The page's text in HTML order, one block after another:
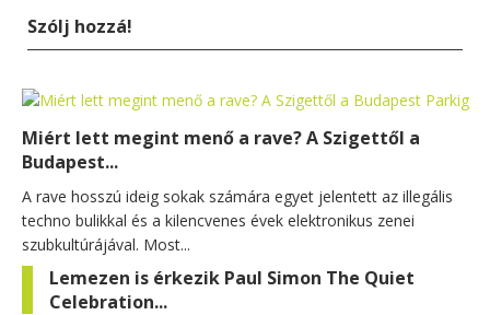
Szólj hozzá!
Miért lett megint menő a rave? A Szigettől a
Budapest...
A rave hosszú ideig sokak számára egyet jelentett az illegális
techno bulikkal és a kilencvenes évek elektronikus zenei
szubkultúrájával. Most...
Lemezen is érkezik Paul Simon The Quiet
Celebration...